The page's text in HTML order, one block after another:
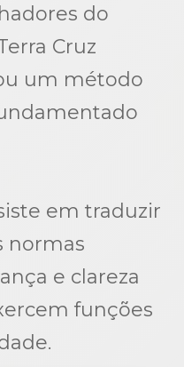
do
Cruz
um método
em traduzir
normas
e clareza
funções